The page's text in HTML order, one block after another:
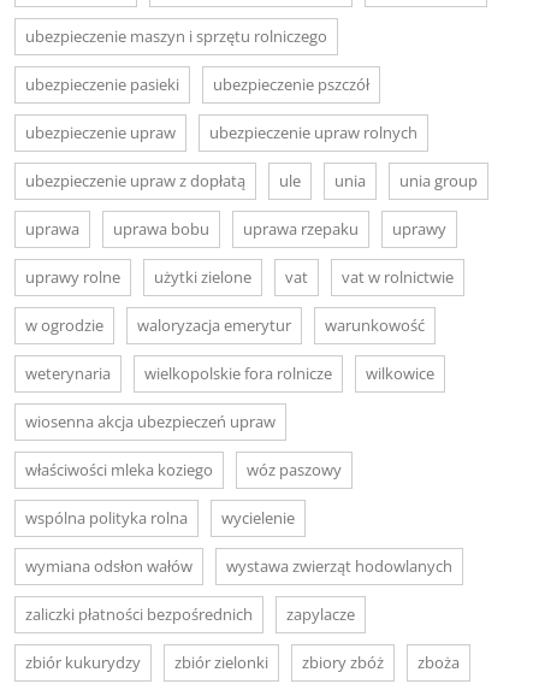
ubezpieczenie maszyn i sprzętu rolniczego
ubezpieczenie pasieki ubezpieczenie pszczół
ubezpieczenie upraw ubezpieczenie upraw rolnych
ubezpieczenie upraw z dopłatą ule unia unia group
uprawa uprawa bobu uprawa rzepaku uprawy
uprawy rolne użytki zielone vat vat w rolnictwie
w ogrodzie waloryzacja emerytur warunkowość
weterynaria wielkopolskie fora rolnicze wilkowice
wiosenna akcja ubezpieczeń upraw
właściwości mleka koziego wóz paszowy
wspólna polityka rolna wycielenie
wymiana odsłon wałów wystawa zwierząt hodowlanych
zaliczki płatności bezpośrednich zapylacze
zbiór kukurydzy zbiór zielonki zbiory zbóż zboża